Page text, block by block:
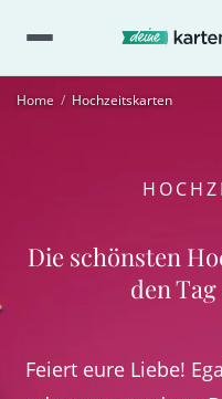
Home / Hochzeitskarten
Die schönsten
den
Feiert eure Liebe!